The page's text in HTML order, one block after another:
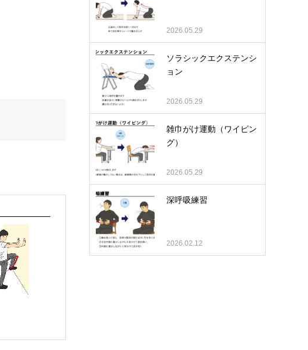
2026.05.29
ソラシックエクステンシ
ョン
2026.05.29
雑巾がけ運動（ワイピン
グ）
2026.05.29
深呼吸練習
2026.02.12